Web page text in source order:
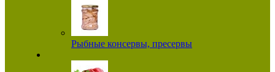
Рыбные консервы, пресервы